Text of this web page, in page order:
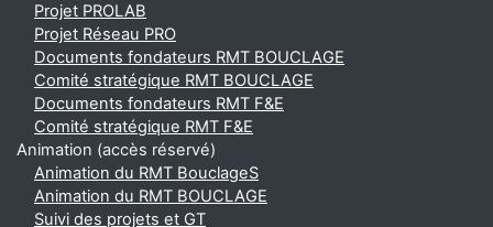
Projet PROLAB
Projet Réseau PRO
Documents fondateurs RMT BOUCLAGE
Comité stratégique RMT BOUCLAGE
Documents fondateurs RMT F&E
Comité stratégique RMT F&E
Animation (accès réservé)
Animation du RMT BouclageS
Animation du RMT BOUCLAGE
Suivi des projets et GT